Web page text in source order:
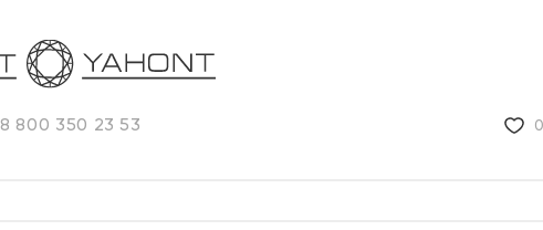
8 800 350 23 53 0